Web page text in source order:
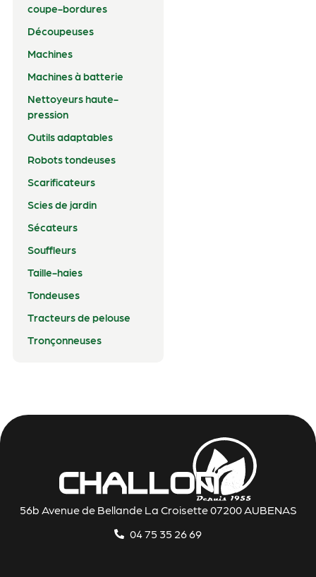
coupe-bordures
Découpeuses
Machines
Machines à batterie
Nettoyeurs haute-
pression
Outils adaptables
Robots tondeuses
Scarificateurs
Scies de jardin
Sécateurs
Souffleurs
Taille-haies
Tondeuses
Tracteurs de pelouse
Tronçonneuses
56b Avenue de Bellande La Croisette 07200 AUBENAS
04 75 35 26 69